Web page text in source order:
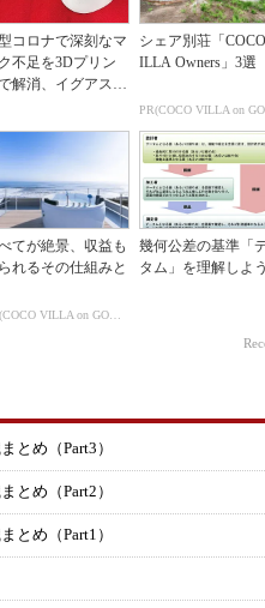
コロナで深刻なマ
不足を3Dプリン
解消、イグアスが
シェア別荘「
ILLA Owners」3選
てが絶景、収益も
れるその仕組みと
PR(COCO VILLA on GOETHE)
幾何公差の基準「
タム」を理解しよう
とめ（Part3）
とめ（Part2）
とめ（Part1）